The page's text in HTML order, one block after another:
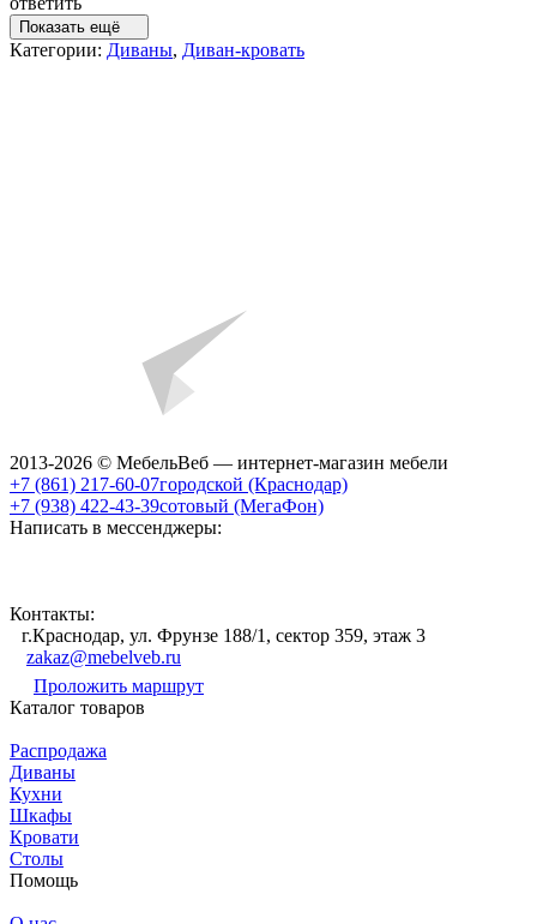
Показать ещё
Категории: Диваны, Диван-кровать
2013-2026 © МебельВеб — интернет-магазин мебели
+7 (861) 217-60-07городской (Краснодар)
+7 (938) 422-43-39сотовый (МегаФон)
Написать в мессенджеры:
Контакты:
г.Краснодар, ул. Фрунзе 188/1, сектор 359, этаж 3
zakaz@mebelveb.ru
Проложить маршрут
Каталог товаров
Распродажа
Диваны
Кухни
Шкафы
Кровати
Столы
Помощь